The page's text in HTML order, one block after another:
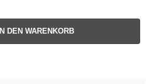
IN DEN WARENKORB